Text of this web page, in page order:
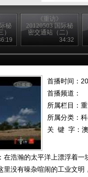
秘
《重访》
20120503 国际秘
密交通站（二）
34:32
首播时间：
首播频道：
所属栏目：
所属分类：
关 键 字：
在浩瀚的太平洋上漂浮着
里没有噪杂喧闹的工业文